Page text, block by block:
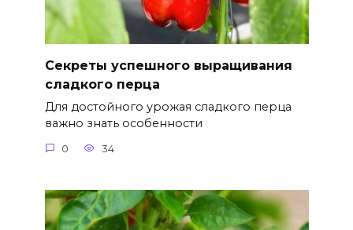
Секреты успешного выращивания
сладкого перца
Для достойного урожая сладкого перца
важно знать особенности
0 34